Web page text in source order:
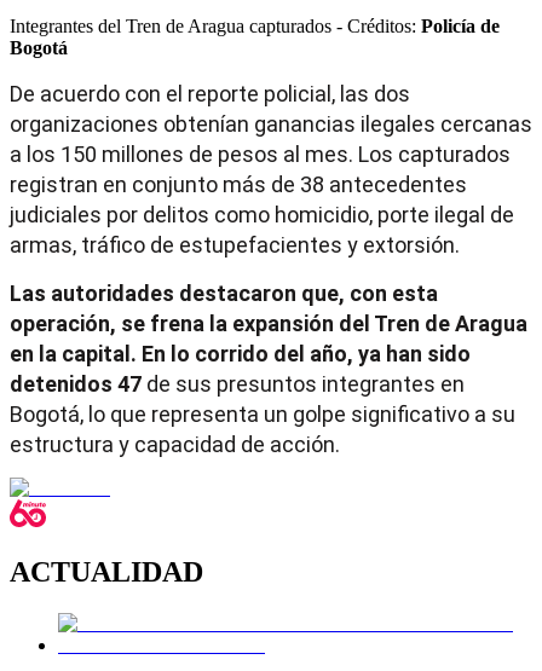
Integrantes del Tren de Aragua capturados - Créditos: Policía de
Bogotá
De acuerdo con el reporte policial, las dos
organizaciones obtenían ganancias ilegales cercanas
a los 150 millones de pesos al mes. Los capturados
registran en conjunto más de 38 antecedentes
judiciales por delitos como homicidio, porte ilegal de
armas, tráfico de estupefacientes y extorsión.
Las autoridades destacaron que, con esta
operación, se frena la expansión del Tren de Aragua
en la capital. En lo corrido del año, ya han sido
detenidos 47 de sus presuntos integrantes en
Bogotá, lo que representa un golpe significativo a su
estructura y capacidad de acción.
ACTUALIDAD